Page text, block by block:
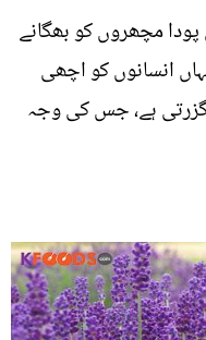
مچھروں کو بھگانے
انسانوں کو اچھی
گزرتی ہے، جس کی وجہ